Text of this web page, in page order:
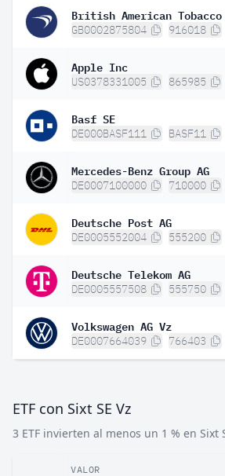
British American Tobacco
GB0002875804 916018
Apple Inc
US0378331005 865985
Basf SE
DE000BASF111 BASF11
Mercedes-Benz Group AG
DE0007100000 710000
Deutsche Post AG
DE0005552004 555200
Deutsche Telekom AG
DE0005557508 555750
Volkswagen AG Vz
DE0007664039 766403
ETF con Sixt SE Vz
3 ETF invierten al menos un 1 % en Sixt
VALOR